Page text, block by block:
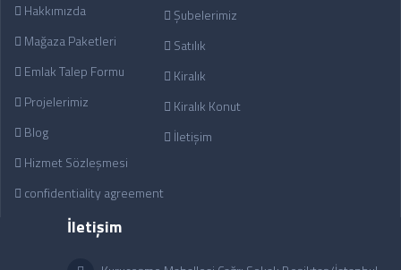
Hakkımızda
Mağaza Paketleri
Emlak Talep Formu
Projelerimiz
Blog
Hizmet Sözleşmesi
confidentiality agreement
Şubelerimiz
Satılık
Kiralık
Kiralık Konut
İletişim
İletişim